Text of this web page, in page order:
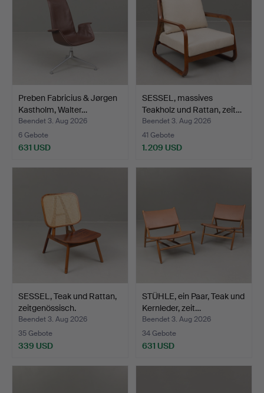
Preben Fabricius & Jørgen
Kastholm, Walter…
Beendet 3. Aug 2026
6 Gebote
631 USD
SESSEL, massives
Teakholz und Rattan, zeit…
Beendet 3. Aug 2026
41 Gebote
1.209 USD
SESSEL, Teak und Rattan,
zeitgenössisch.
Beendet 3. Aug 2026
35 Gebote
339 USD
STÜHLE, ein Paar, Teak und
Kernleder, zeit…
Beendet 3. Aug 2026
34 Gebote
631 USD